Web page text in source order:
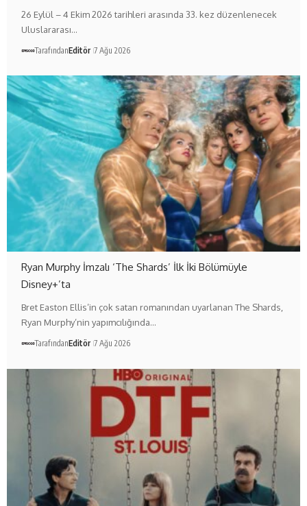
26 Eylül – 4 Ekim 2026 tarihleri arasında 33. kez düzenlenecek
Uluslararası…
TarafındanEditör 7 Ağu 2026
Ryan Murphy İmzalı ‘The Shards’ İlk İki Bölümüyle
Disney+’ta
Bret Easton Ellis’in çok satan romanından uyarlanan The Shards,
Ryan Murphy’nin yapımcılığında…
TarafındanEditör 7 Ağu 2026